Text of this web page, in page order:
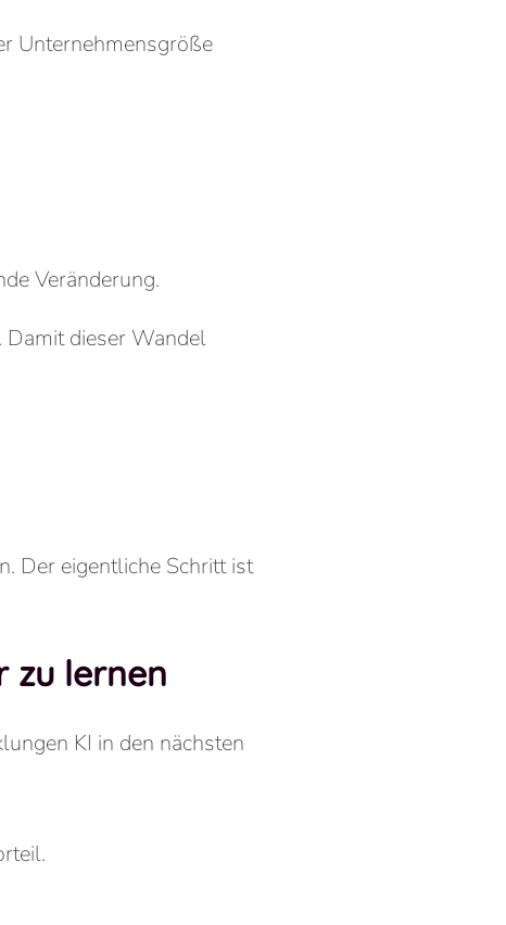
Unternehmensgröße
Veränderung.
. Damit dieser Wandel
Der eigentliche Schritt ist
zu lernen
KI in den nächsten